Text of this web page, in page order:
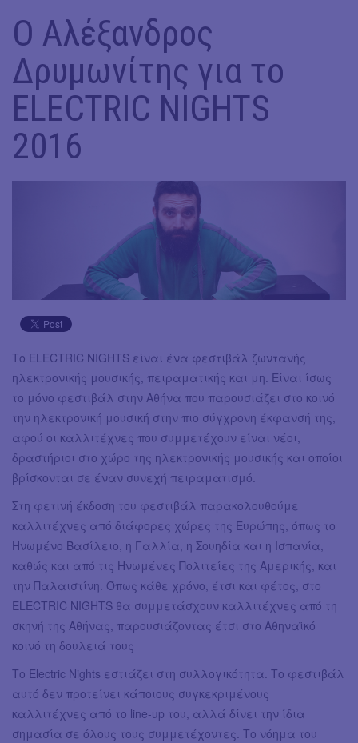
O Αλέξανδρος
Δρυμωνίτης για το
ELECTRIC NIGHTS
2016
Το ELECTRIC NIGHTS είναι ένα φεστιβάλ ζωντανής
ηλεκτρονικής μουσικής, πειραματικής και μη. Είναι ίσως
το μόνο φεστιβάλ στην Αθήνα που παρουσιάζει στο κοινό
την ηλεκτρονική μουσική στην πιο σύγχρονη έκφανσή της,
αφού οι καλλιτέχνες που συμμετέχουν είναι νέοι,
δραστήριοι στο χώρο της ηλεκτρονικής μουσικής και οποίοι
βρίσκονται σε έναν συνεχή πειραματισμό.
Στη φετινή έκδοση του φεστιβάλ παρακολουθούμε
καλλιτέχνες από διάφορες χώρες της Ευρώπης, όπως το
Ηνωμένο Βασίλειο, η Γαλλία, η Σουηδία και η Ισπανία,
καθώς και από τις Ηνωμένες Πολιτείες της Αμερικής, και
την Παλαιστίνη. Όπως κάθε χρόνο, έτσι και φέτος, στο
ELECTRIC NIGHTS θα συμμετάσχουν καλλιτέχνες από τη
σκηνή της Αθήνας, παρουσιάζοντας έτσι στο Αθηναϊκό
κοινό τη δουλειά τους
Το Electric Nights εστιάζει στη συλλογικότητα. Το φεστιβάλ
αυτό δεν προτείνει κάποιους συγκεκριμένους
καλλιτέχνες από το line-up του, αλλά δίνει την ίδια
σημασία σε όλους τους συμμετέχοντες. Το νόημα του